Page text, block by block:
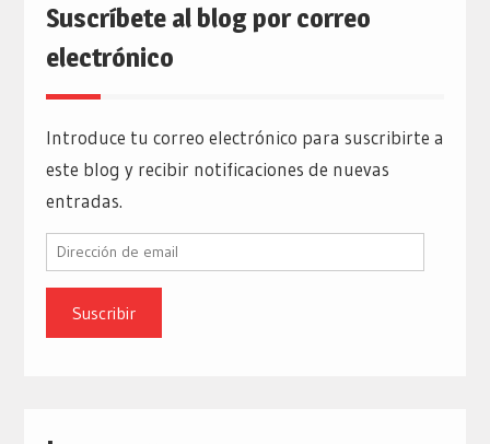
Suscríbete al blog por correo
electrónico
Introduce tu correo electrónico para suscribirte a
este blog y recibir notificaciones de nuevas
entradas.
Dirección
email